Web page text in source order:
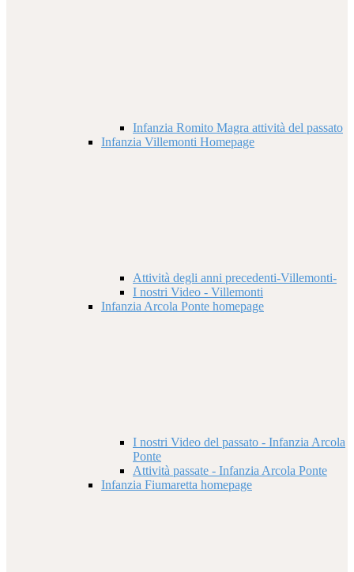
Infanzia Romito Magra attività del passato
Infanzia Villemonti Homepage
Attività degli anni precedenti-Villemonti-
I nostri Video - Villemonti
Infanzia Arcola Ponte homepage
I nostri Video del passato - Infanzia Arcola
Ponte
Attività passate - Infanzia Arcola Ponte
Infanzia Fiumaretta homepage